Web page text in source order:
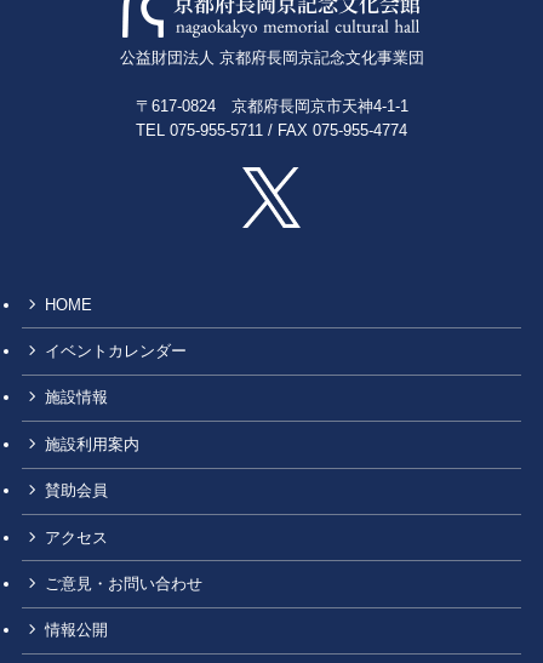
公益財団法人 京都府長岡京記念文化事業団
〒617-0824 京都府長岡京市天神4-1-1
TEL 075-955-5711 / FAX 075-955-4774
HOME
イベントカレンダー
施設情報
施設利用案内
賛助会員
アクセス
ご意見・お問い合わせ
情報公開